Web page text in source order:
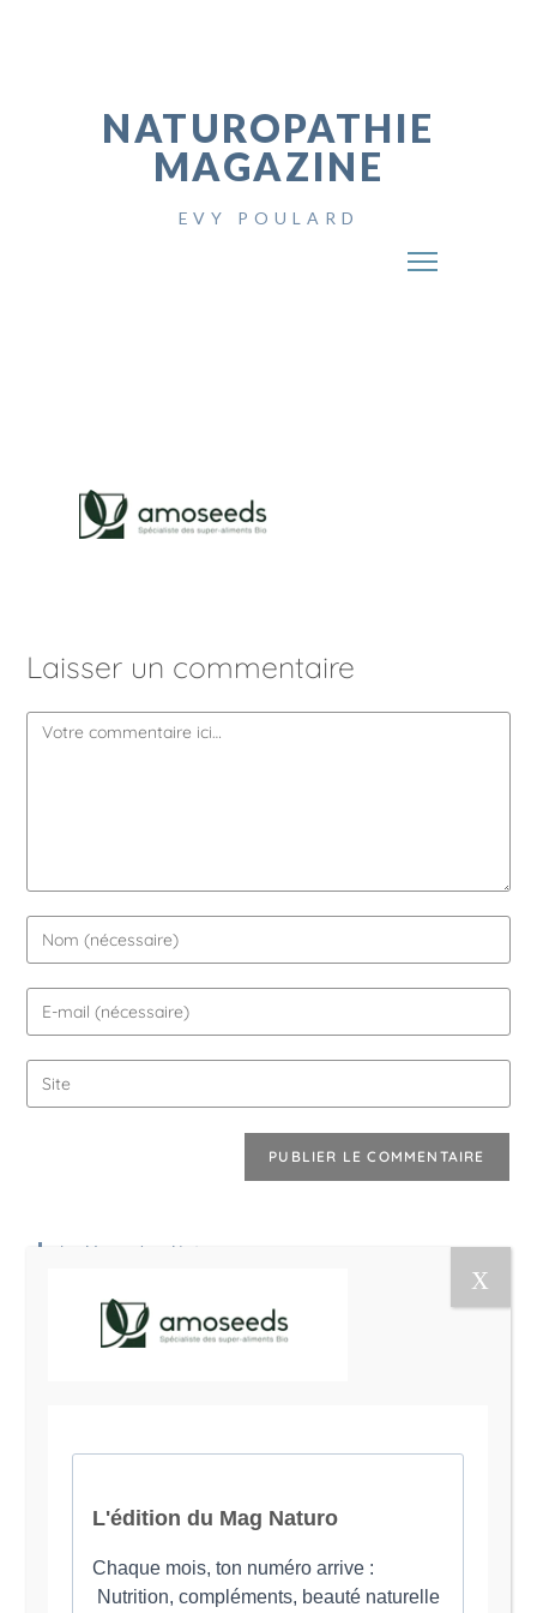
NATUROPATHIE
MAGAZINE
EVY POULARD
Laisser un commentaire
Le Magazine Naturo
l’accompagnement des femmes en préménopause et
ménopause